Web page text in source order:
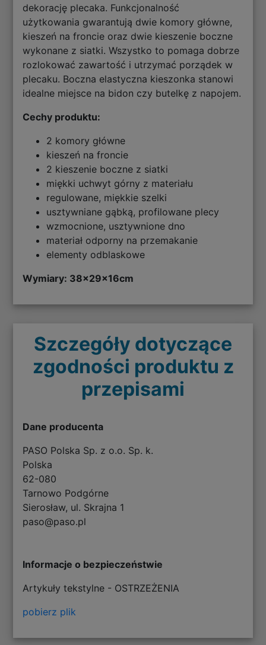
dekorację plecaka. Funkcjonalność
użytkowania gwarantują dwie komory główne,
kieszeń na froncie oraz dwie kieszenie boczne
wykonane z siatki. Wszystko to pomaga dobrze
rozlokować zawartość i utrzymać porządek w
plecaku. Boczna elastyczna kieszonka stanowi
idealne miejsce na bidon czy butelkę z napojem.
Cechy produktu:
2 komory główne
kieszeń na froncie
2 kieszenie boczne z siatki
miękki uchwyt górny z materiału
regulowane, miękkie szelki
usztywniane gąbką, profilowane plecy
wzmocnione, usztywnione dno
materiał odporny na przemakanie
elementy odblaskowe
Wymiary: 38x29x16cm
Szczegóły dotyczące
zgodności produktu z
przepisami
Dane producenta
PASO Polska Sp. z o.o. Sp. k.
Polska
62-080
Tarnowo Podgórne
Sierosław, ul. Skrajna 1
paso@paso.pl
Informacje o bezpieczeństwie
Artykuły tekstylne - OSTRZEŻENIA
pobierz plik